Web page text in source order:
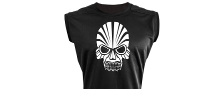
la
página
de
tiene
múltiples
variantes.